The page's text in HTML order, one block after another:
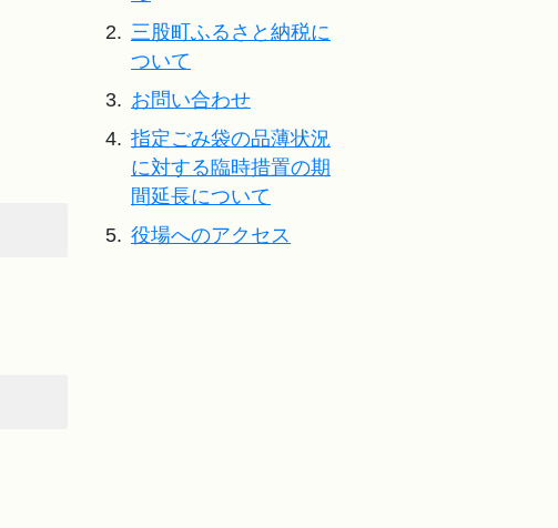
2. 三股町ふるさと納税に
ついて
3. お問い合わせ
4. 指定ごみ袋の品薄状況
に対する臨時措置の期
間延長について
5. 役場へのアクセス